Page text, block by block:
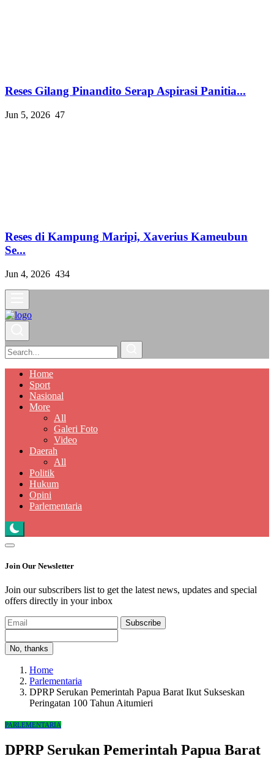
Reses Gilang Pinandito Serap Aspirasi Panitia...
Jun 5, 2026 47
Reses di Kampung Maripi, Xaverius Kameubun
Se...
Jun 4, 2026 434
Home
Sport
Nasional
More
All
Galeri Foto
Video
Daerah
All
Politik
Hukum
Opini
Parlementaria
Join Our Newsletter
Join our subscribers list to get the latest news, updates and special
offers directly in your inbox
Subscribe
No, thanks
Home
Parlementaria
DPRP Serukan Pemerintah Papua Barat Ikut Sukseskan
Peringatan 100 Tahun Aitumieri
PARLEMENTARIA
DPRP Serukan Pemerintah Papua Barat